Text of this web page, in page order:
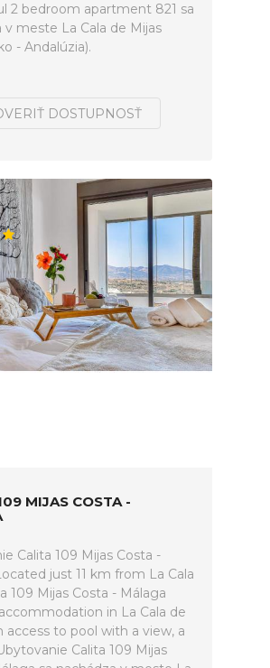
2 bedroom apartment 821 sa
v meste La Cala de Mijas
- Andalúzia).
DOSTUPNOSŤ
MIJAS COSTA -
Calita 109 Mijas Costa -
just 11 km from La Cala
109 Mijas Costa - Málaga
in La Cala de
access to pool with a view, a
Calita 109 Mijas